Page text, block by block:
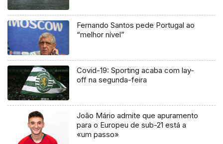
Fernando Santos pede Portugal ao
“melhor nível”
Covid-19: Sporting acaba com lay-
off na segunda-feira
João Mário admite que apuramento
para o Europeu de sub-21 está a
«um passo»